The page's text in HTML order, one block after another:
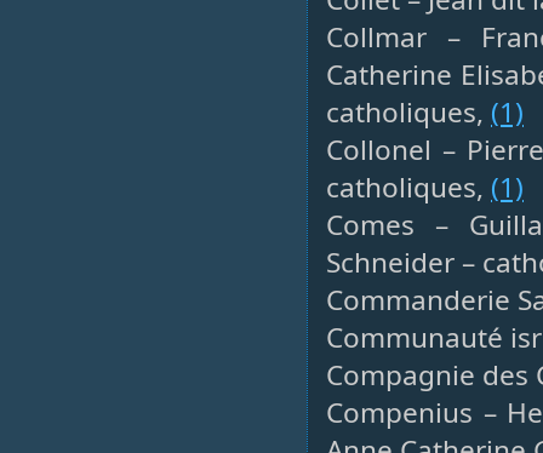
Collmar –
Catherine
catholiques, (1)
Collonel –
catholiques, (1)
Comes –
Schneider –
Commanderie
Communauté
Compagnie des
Compenius –